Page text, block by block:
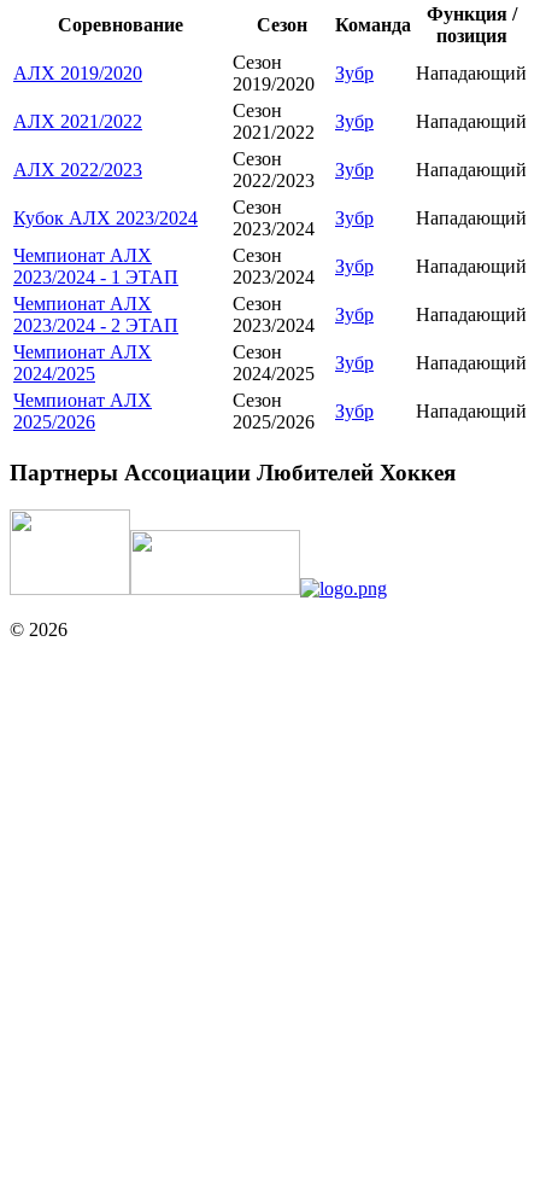
Соревнование Сезон Команда
Функция /
позиция
АЛХ 2019/2020
Сезон
2019/2020
Зубр Нападающий
АЛХ 2021/2022
Сезон
2021/2022
Зубр Нападающий
АЛХ 2022/2023
Сезон
2022/2023
Зубр Нападающий
Кубок АЛХ 2023/2024
Сезон
2023/2024
Зубр
Нападающий
Чемпионат АЛХ
2023/2024 - 1 ЭТАП
Сезон
2023/2024
Зубр
Нападающий
Чемпионат АЛХ
2023/2024 - 2 ЭТАП
Сезон
2023/2024
Зубр
Нападающий
Чемпионат АЛХ
2024/2025
Сезон
2024/2025
Зубр
Нападающий
Чемпионат АЛХ
2025/2026
Сезон
2025/2026
Зубр Нападающий
Партнеры Ассоциации Любителей Хоккея
© 2026